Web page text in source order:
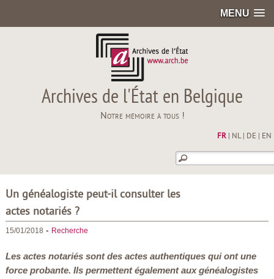
MENU
Archives de l'État en Belgique
Notre mémoire à tous !
FR| NL| DE EN
Un généalogiste peut-il consulter les
actes notariés ?
15/01/2018 - Recherche
Les actes notariés sont des actes authentiques qui ont une
force probante. Ils permettent également aux généalogistes